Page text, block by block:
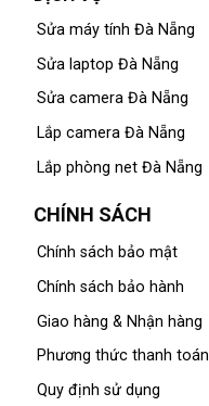
Sửa máy tính Đà Nẵng
Sửa laptop Đà Nẵng
Sửa camera Đà Nẵng
Lắp camera Đà Nẵng
Lắp phòng net Đà Nẵng
CHÍNH SÁCH
Chính sách bảo mật
Chính sách bảo hành
Giao hàng & Nhận hàng
Phương thức thanh toán
Quy định sử dụng